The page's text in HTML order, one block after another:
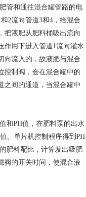
管和通往混合罐管路的电
2流向管道3和4，给混合
把液肥从肥料桶吸出流向
作用下进入管道1流向灌水
向流入的，故液肥与混合
控制阀，会在混合罐中的
之间的通道，当混合罐中
和PH值，在肥料泵的出水
。单片机控制程序得到PH
肥料配比，计算发出吸肥
阀的开关时间，使混合液